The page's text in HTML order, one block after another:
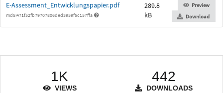
E-Assessment_Entwicklungspapier.pdf
md5:471f52fb79707806ded3959f5c157ffa
289.8
kB
Preview
Download
1K
VIEWS
442
DOWNLOADS